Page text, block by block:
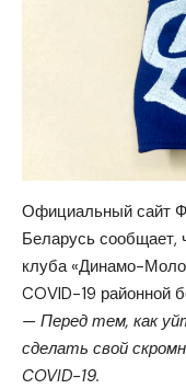
Официальный сайт
Беларусь сообщает,
клуба «Динамо-
COVID-19 районной
— Перед тем, как
сделать свой
COVID-19.